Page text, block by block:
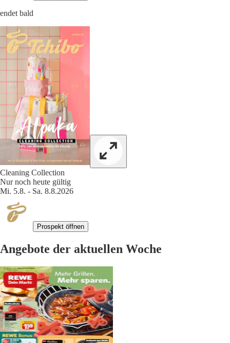
endet bald
Cleaning Collection
Nur noch heute gültig
Mi. 5.8. - Sa. 8.8.2026
Prospekt öffnen
Angebote der aktuellen Woche